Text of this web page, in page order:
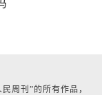
周刊”的所有作品，